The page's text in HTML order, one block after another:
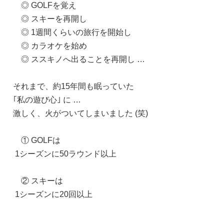
◎ GOLFを覚え
◎ スキーを再開し
◎ 1週間くらいの旅行を開始し
◎ カラオケを始め
◎ ススキノへ出ることを再開し …
それまで、約15年間も眠っていた
｢私の遊び心｣ に …
激しく、火がついてしまいました (笑)
① GOLFは
1シーズンに50ラウンド以上
② スキーは
1シーズンに20回以上